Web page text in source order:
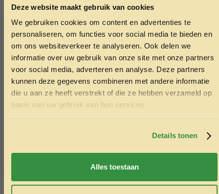
Deze website maakt gebruik van cookies
We gebruiken cookies om content en advertenties te
personaliseren, om functies voor social media te bieden en
om ons websiteverkeer te analyseren. Ook delen we
informatie over uw gebruik van onze site met onze partners
voor social media, adverteren en analyse. Deze partners
kunnen deze gegevens combineren met andere informatie
die u aan ze heeft verstrekt of die ze hebben verzameld op
basis van uw gebruik van hun services.
Details tonen
Alles toestaan
GimCat Snack Cream kip 6x15gram
3.49
Toevoegen aan winkelwagen
ONTVANG 5% KORTING OP
JE EERSTE BESTELLING!
Ontvang korting
Door je in te schrijven ga je akkoord met het ontvangen van
Nee, ik wil geen korting